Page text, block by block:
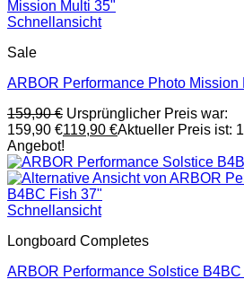
Schnellansicht
Sale
ARBOR Performance Photo Mission
159,90€ Ursprünglicher Preis war:
159,90 €119,90 €Aktueller Preis ist:
Angebot!
Schnellansicht
Longboard Completes
ARBOR Performance Solstice B4BC